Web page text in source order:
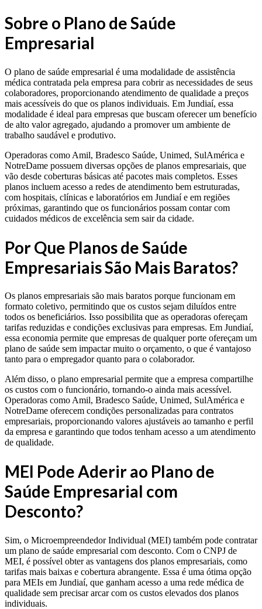
Sobre o Plano de Saúde
Empresarial
O plano de saúde empresarial é uma modalidade de assistência
médica contratada pela empresa para cobrir as necessidades de seus
colaboradores, proporcionando atendimento de qualidade a preços
mais acessíveis do que os planos individuais. Em Jundiaí, essa
modalidade é ideal para empresas que buscam oferecer um benefício
de alto valor agregado, ajudando a promover um ambiente de
trabalho saudável e produtivo.
Operadoras como Amil, Bradesco Saúde, Unimed, SulAmérica e
NotreDame possuem diversas opções de planos empresariais, que
vão desde coberturas básicas até pacotes mais completos. Esses
planos incluem acesso a redes de atendimento bem estruturadas,
com hospitais, clínicas e laboratórios em Jundiaí e em regiões
próximas, garantindo que os funcionários possam contar com
cuidados médicos de excelência sem sair da cidade.
Por Que Planos de Saúde
Empresariais São Mais Baratos?
Os planos empresariais são mais baratos porque funcionam em
formato coletivo, permitindo que os custos sejam diluídos entre
todos os beneficiários. Isso possibilita que as operadoras ofereçam
tarifas reduzidas e condições exclusivas para empresas. Em Jundiaí,
essa economia permite que empresas de qualquer porte ofereçam um
plano de saúde sem impactar muito o orçamento, o que é vantajoso
tanto para o empregador quanto para o colaborador.
Além disso, o plano empresarial permite que a empresa compartilhe
os custos com o funcionário, tornando-o ainda mais acessível.
Operadoras como Amil, Bradesco Saúde, Unimed, SulAmérica e
NotreDame oferecem condições personalizadas para contratos
empresariais, proporcionando valores ajustáveis ao tamanho e perfil
da empresa e garantindo que todos tenham acesso a um atendimento
de qualidade.
MEI Pode Aderir ao Plano de
Saúde Empresarial com
Desconto?
Sim, o Microempreendedor Individual (MEI) também pode contratar
um plano de saúde empresarial com desconto. Com o CNPJ de
MEI, é possível obter as vantagens dos planos empresariais, como
tarifas mais baixas e cobertura abrangente. Essa é uma ótima opção
para MEIs em Jundiaí, que ganham acesso a uma rede médica de
qualidade sem precisar arcar com os custos elevados dos planos
individuais.